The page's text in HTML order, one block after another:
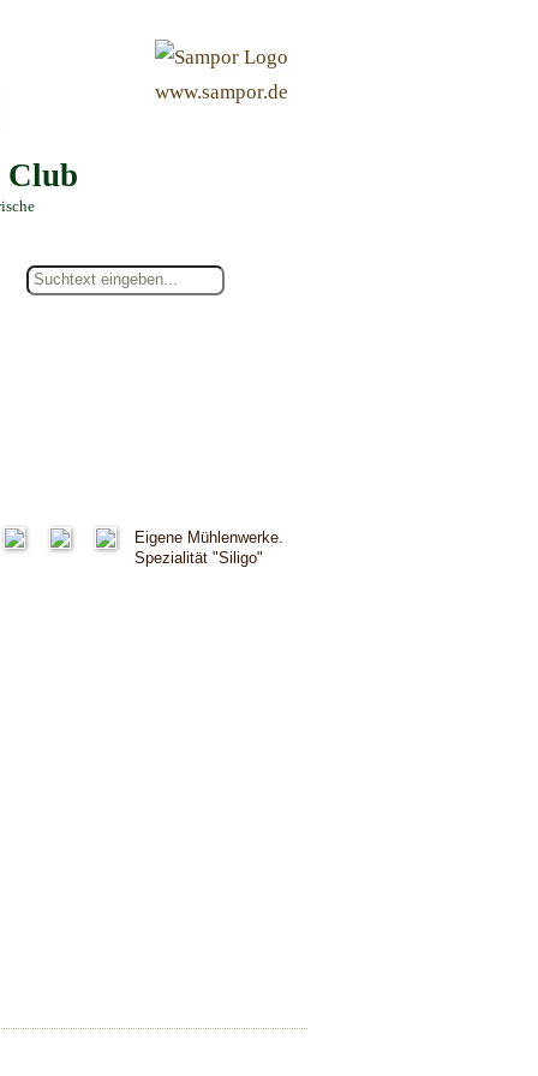
Club
www.sampor.de
Eigene Mühlenwerke.
Spezialität "Siligo"